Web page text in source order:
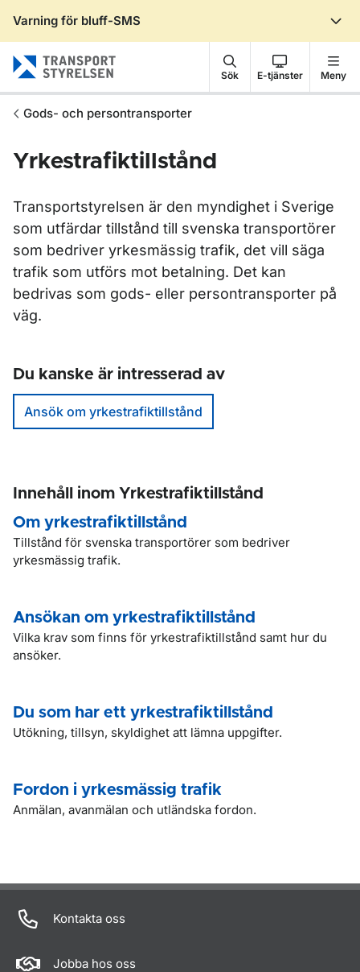
Varning för bluff-SMS
Sök E-tjänster Meny
Gods- och persontransporter
Yrkestrafiktillstånd
Transportstyrelsen är den myndighet i Sverige
som utfärdar tillstånd till svenska transportörer
som bedriver yrkesmässig trafik, det vill säga
trafik som utförs mot betalning. Det kan
bedrivas som gods- eller persontransporter på
väg.
Du kanske är intresserad av
Ansök om yrkestrafiktillstånd
Innehåll inom Yrkestrafiktillstånd
Om yrkestrafiktillstånd
Tillstånd för svenska transportörer som bedriver
yrkesmässig trafik.
Ansökan om yrkestrafiktillstånd
Vilka krav som finns för yrkestrafiktillstånd samt hur du
ansöker.
Du som har ett yrkestrafiktillstånd
Utökning, tillsyn, skyldighet att lämna uppgifter.
Fordon i yrkesmässig trafik
Anmälan, avanmälan och utländska fordon.
Kontakta oss
Jobba hos oss